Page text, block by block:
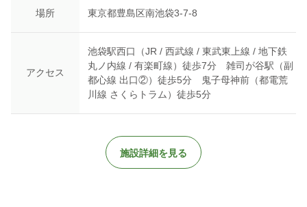
構いません。
第1回 体験会も参加者やご利用者より大変好評でした！大きな
イベントではありませんが、季節を感じ、日常生活の彩りとなる
企画をしています。
ください！わからないこと、不安なことは職員が丁寧に対応させ
て頂きますのでご安心ください！
場所 東京都豊島区南池袋3-7-8
アクセス
池袋駅西口（JR / 西武線 / 東武東上線 / 地下鉄
丸ノ内線 / 有楽町線）徒歩7分 雑司が谷駅（副
都心線 出口②）徒歩5分 鬼子母神前（都電荒
川線 さくらトラム）徒歩5分
施設詳細を見る